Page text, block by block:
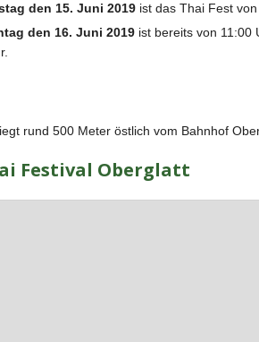
den 15. Juni 2019ist das Thai Fest von
den 16. Juni 2019ist bereits von 11:00
rund 500 Meter östlich vom Bahnhof
Festival Oberglatt